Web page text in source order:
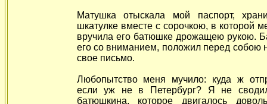
Матушка отыскала мой паспорт,
шкатулке вместе с сорочкою, в которой
вручила его батюшке дрожащею рукою.
его со вниманием, положил перед собою
свое письмо.
Любопытство меня мучило: куда ж
если уж не в Петербург? Я не
батюшкина, которое двигалось